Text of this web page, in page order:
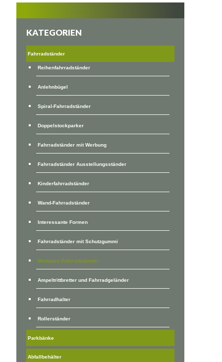
KATEGORIEN
Fahrradständer
Reihenfahrradständer
Anlehnbügel
Spiral-Fahrradständer
Doppelstockparker
Fahrradständer mit Werbung
Fahrradständer Ausstellungsständer
Kinderfahrradständer
Wand-Fahrradständer
Interessante Formen
Fahrradständer mit Schutzgummi
Modulare Fahrradständer
Ampeltrittbretter und Fahrradgeländer
Fahrradhalter
Rollerständer
Parkbänke
Abfallbehälter